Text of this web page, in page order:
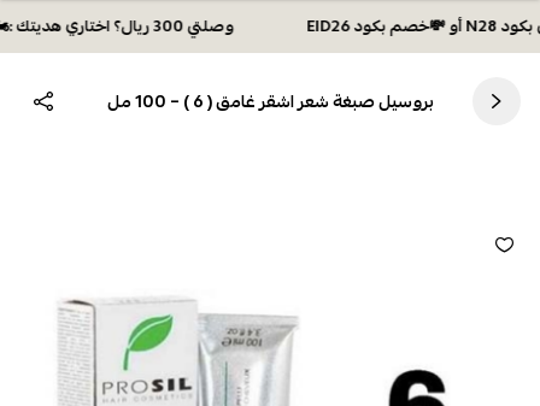
وصلتي 300 ريال؟ اختاري هديتك :🏍 شحن مجاني بكود N28 أو 💸خصم بكود EID26
بروسيل صبغة شعر اشقر غامق ( 6 ) – 100 مل